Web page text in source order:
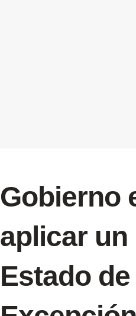
Gobierno
aplicar un
Estado de